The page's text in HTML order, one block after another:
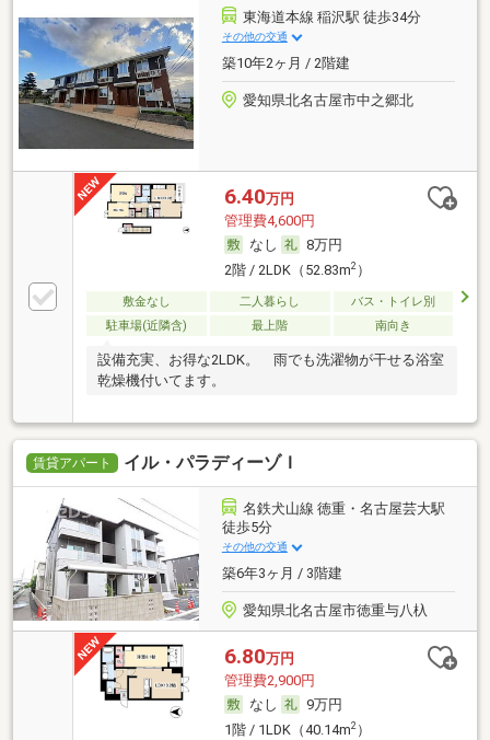
東海道本線 稲沢駅 徒歩34分
その他の交通
築10年2ヶ月 / 2階建
愛知県北名古屋市中之郷北
6.40万円
管理費4,600円
なし
8万円
2階 / 2LDK（52.83m2）
敷金なし 二人暮らし
バス・トイレ別
駐車場(近隣含)
最上階 南向き
設備充実、お得な2LDK。 雨でも洗濯物が干せる浴室
乾燥機付いてます。
賃貸アパート イル・パラディーゾＩ
名鉄犬山線 徳重・名古屋芸大駅
徒歩5分
その他の交通
築6年3ヶ月 / 3階建
愛知県北名古屋市徳重与八杁
6.80万円
管理費2,900円
なし
9万円
1階 / 1LDK（40.14m2）